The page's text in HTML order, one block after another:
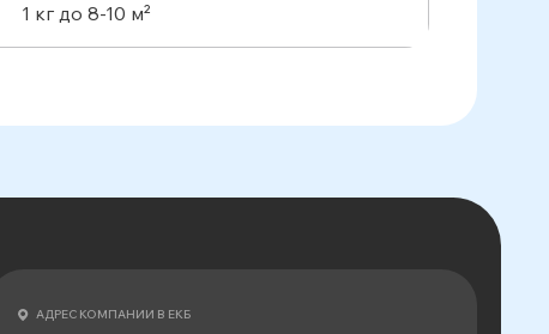
1 кг до 8-10 м²
АДРЕС КОМПАНИИ В ЕКБ